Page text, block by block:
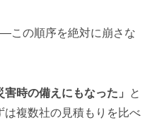
この順序を絶対に崩さな
時の備えにもなった」
と
は複数社の見積もりを比べ